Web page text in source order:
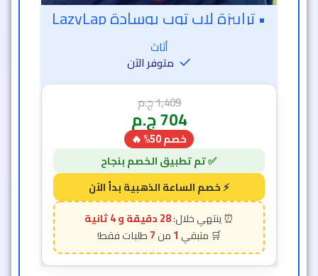
• ترابيزة لاب توب بوسادة LazyLap
أثاث
متوفر الآن
1,409ج.م
704ج.م
خصم 50% 🔥
28 دقيقة و 2 ثانية
1
7